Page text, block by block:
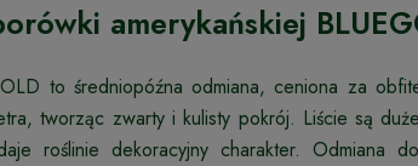
amerykańskiej
to średniopóźna odmiana, ceniona za
tworząc zwarty i kulisty pokrój. Liście są
roślinie dekoracyjny charakter. Odmiana